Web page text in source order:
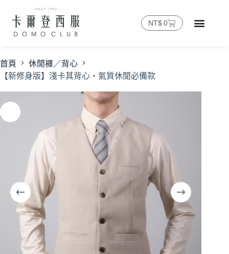
NT$ 0
首頁
休閒褲／背心
【新修身版】淺卡其背心・氣質休閒必備款